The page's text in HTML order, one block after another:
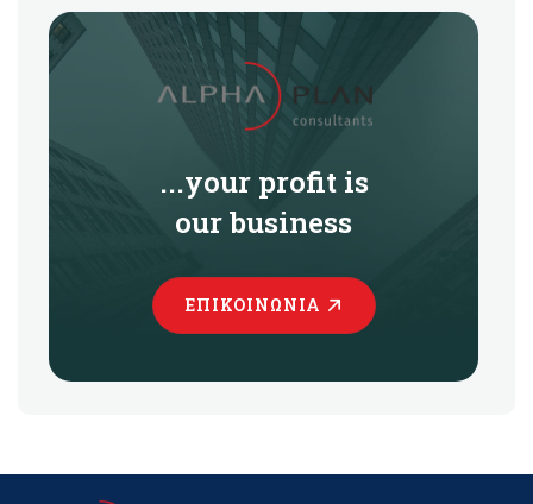
...your profit is
our business
ΕΠΙΚΟΙΝΩΝΊΑ